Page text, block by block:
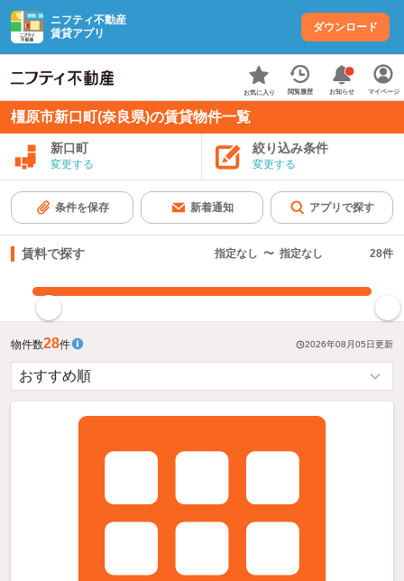
ニフティ不動産
賃貸アプリ
ダウンロード
お気に入り 閲覧履歴 お知らせ マイページ
橿原市新口町(奈良県)の賃貸物件一覧
新口町
変更する
絞り込み条件
変更する
条件を保存 新着通知 アプリで探す
賃料で探す 指定なし 〜 指定なし 28件
物件数28件 2026年08月05日更新